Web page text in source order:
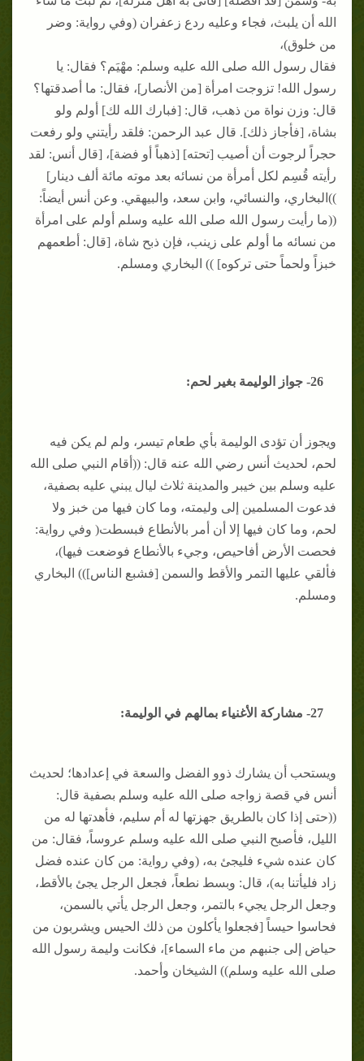
الله أن يلبث، فجاء وعليه ردع زعفران (وفي رواية: وضر
من خلوق)،
فقال رسول الله صلى الله عليه وسلم: مهْيَم؟ فقال: يا
رسول الله! تزوجت امرأة [من الأنصار]، فقال: ما أصدقتها؟
قال: وزن نواة من ذهب، قال: [فبارك الله لك] أولم ولو
بشاة، [فأجاز ذلك]. قال عبد الرحمن: فلقد رأيتني ولو رفعت
حجراً لرجوت أن أصيب [تحته] [ذهباً أو فضة]، [قال أنس: لقد
رأيته قُسِم لكل أمرأة من نسائه بعد موته مائة ألف دينار]
))البخاري، والنسائي، وابن سعد، والبيهقي. وعن أنس أيضاً:
((ما رأيت رسول الله صلى الله عليه وسلم أولم على امرأة
من نسائه ما أولم على زينب، فإن ذبح شاة، [قال: أطعمهم
خبزاً ولحماً حتى تركوه] )) البخاري ومسلم.
26- جواز الوليمة بغير لحم:
ويجوز أن تؤدى الوليمة بأي طعام تيسر، ولم لم يكن فيه
لحم، لحديث أنس رضي الله عنه قال: ((أقام النبي صلى الله
عليه وسلم بين خيبر والمدينة ثلاث ليال يبني عليه بصفية،
فدعوت المسلمين إلى وليمته، وما كان فيها من خبز ولا
لحم، وما كان فيها إلا أن أمر بالأنطاع فبسطت( وفي رواية:
فحصت الأرض أفاحيص، وجيء بالأنطاع فوضعت فيها)،
فألقي عليها التمر والأقط والسمن [فشبع الناس])) البخاري
ومسلم.
27- مشاركة الأغنياء بمالهم في الوليمة:
ويستحب أن يشارك ذوو الفضل والسعة في إعدادها؛ لحديث
أنس في قصة زواجه صلى الله عليه وسلم بصفية قال:
((حتى إذا كان بالطريق جهزتها له أم سليم، فأهدتها له من
الليل، فأصبح النبي صلى الله عليه وسلم عروساً، فقال: من
كان عنده شيء فليجئ به، (وفي رواية: من كان عنده فضل
زاد فليأتنا به)، قال: وبسط نطعاً، فجعل الرجل يجئ بالأقط،
وجعل الرجل يجيء بالتمر، وجعل الرجل يأتي بالسمن،
فحاسوا حيساً [فجعلوا يأكلون من ذلك الحيس ويشربون من
حياض إلى جنبهم من ماء السماء]، فكانت وليمة رسول الله
صلى الله عليه وسلم)) الشيخان وأحمد.